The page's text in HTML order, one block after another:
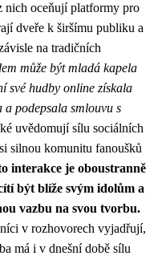
nich oceňují platformy pro
dveře k širšímu publiku a
na tradičních
může být mladá kapela
své hudby online získala
podepsala smlouvu s
uvědomují sílu sociálních
silnou komunitu fanoušků
interakce je oboustranně
být blíže svým idolům a
vazbu na svou tvorbu.
v rozhovorech vyjadřují,
má i v dnešní době sílu